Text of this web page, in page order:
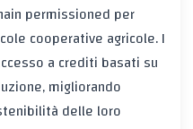
permissioned per
cooperative agricole. I
a crediti basati su
migliorando
delle loro